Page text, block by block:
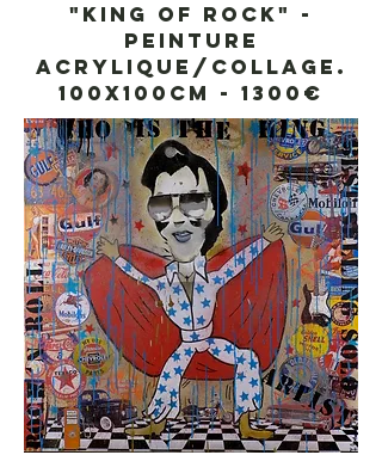
"King of Rock" -
Peinture
acrylique/collage.
100x100cm - 1300€